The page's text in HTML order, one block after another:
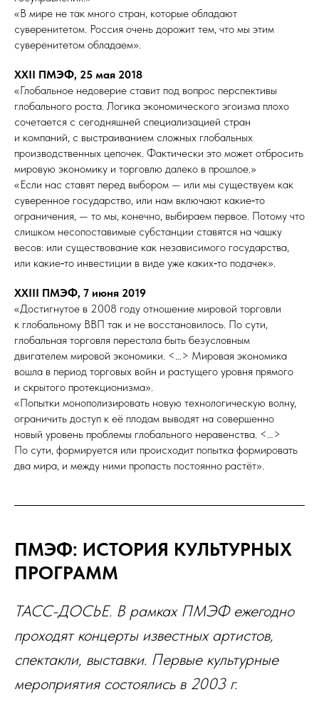
«В мире не так много стран, которые обладают
суверенитетом. Россия очень дорожит тем, что мы этим
суверенитетом обладаем».
XXII ПМЭФ, 25 мая 2018
«Глобальное недоверие ставит под вопрос перспективы
глобального роста. Логика экономического эгоизма плохо
сочетается с сегодняшней специализацией стран
и компаний, с выстраиванием сложных глобальных
производственных цепочек. Фактически это может отбросить
мировую экономику и торговлю далеко в прошлое.»
«Если нас ставят перед выбором — или мы существуем как
суверенное государство, или нам включают какие‑то
ограничения, — то мы, конечно, выбираем первое. Потому что
слишком несопоставимые субстанции ставятся на чашку
весов: или существование как независимого государства,
или какие‑то инвестиции в виде уже каких‑то подачек».
XXIII ПМЭФ, 7 июня 2019
«Достигнутое в 2008 году отношение мировой торговли
к глобальному ВВП так и не восстановилось. По сути,
глобальная торговля перестала быть безусловным
двигателем мировой экономики. <…> Мировая экономика
вошла в период торговых войн и растущего уровня прямого
и скрытого протекционизма».
«Попытки монополизировать новую технологическую волну,
ограничить доступ к её плодам выводят на совершенно
новый уровень проблемы глобального неравенства. <…>
По сути, формируется или происходит попытка формировать
два мира, и между ними пропасть постоянно растёт».
ПМЭФ: ИСТОРИЯ КУЛЬТУРНЫХ
ПРОГРАММ
ТАСС-ДОСЬЕ. В рамках ПМЭФ ежегодно
проходят концерты известных артистов,
спектакли, выставки. Первые культурные
мероприятия состоялись в 2003 г.